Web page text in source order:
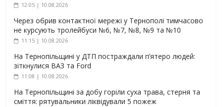
12:05 | 10.08.2026
Через обрив контактної мережі у Тернополі тимчасово
не курсують тролейбуси №6, №7, №8, №9 та №10
11:15 | 10.08.2026
На Тернопільщині у ДТП постраждали п’ятеро людей:
зіткнулися ВАЗ та Ford
11:08 | 10.08.2026
На Тернопільщині за добу горіли суха трава, стерня та
сміття: рятувальники ліквідували 5 пожеж